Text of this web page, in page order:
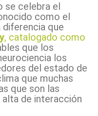
se celebra el
como el
diferencia que
, catalogado como
que los
los
del estado de
que muchas
que son las
de interacción